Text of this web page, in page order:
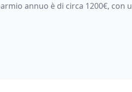
annuo è di circa 1200€, con